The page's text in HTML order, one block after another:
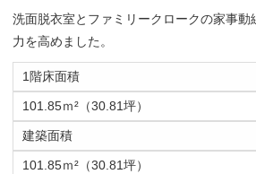
洗面脱衣室とファミリークロークの家事動
力を高めました。
1階床面積
101.85ｍ²（30.81坪）
建築面積
101.85ｍ²（30.81坪）